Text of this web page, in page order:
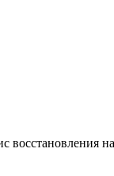
восстановления